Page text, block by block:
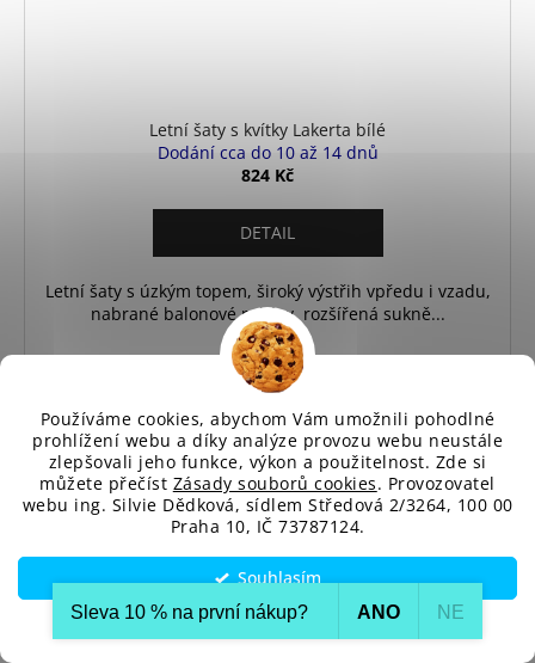
Používáme cookies, abychom Vám umožnili pohodlné
prohlížení webu a díky analýze provozu webu neustále
zlepšovali jeho funkce, výkon a použitelnost. Zde si
můžete přečíst Zásady souborů cookies. Provozovatel
webu ing. Silvie Dědková, sídlem Středová 2/3264, 100 00
Praha 10, IČ 73787124.
Souhlasím
Nastavení
Letní šaty s kvítky Lakerta bílé
Dodání cca do 10 až 14 dnů
824 Kč
DETAIL
Letní šaty s úzkým topem, široký výstřih vpředu i vzadu,
nabrané balonové rukávy, rozšířená sukně...
Sleva 10 % na první nákup?​ ANO NE